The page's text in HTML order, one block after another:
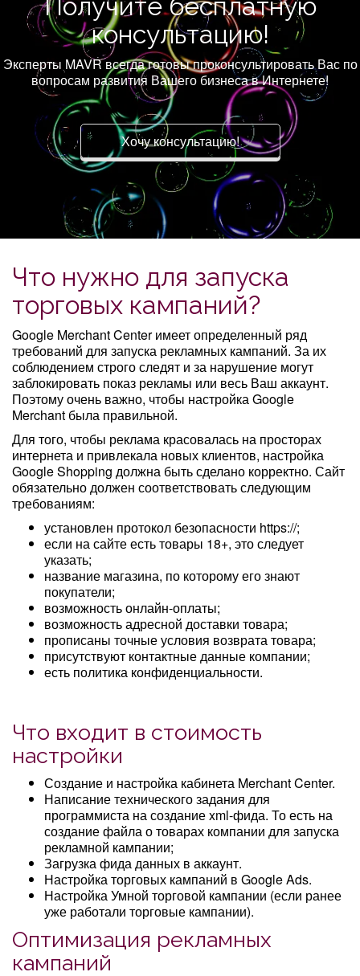
Получите бесплатную
консультацию!
Эксперты MAVR всегда готовы проконсультировать Вас по
вопросам развития Вашего бизнеса в Интернете!
Хочу консультацию!
Что нужно для запуска
торговых кампаний?
Google Merchant Center имеет определенный ряд
требований для запуска рекламных кампаний. За их
соблюдением строго следят и за нарушение могут
заблокировать показ рекламы или весь Ваш аккаунт.
Поэтому очень важно, чтобы настройка Google
Merchant была правильной.
Для того, чтобы реклама красовалась на просторах
интернета и привлекала новых клиентов, настройка
Google Shopping должна быть сделано корректно. Сайт
обязательно должен соответствовать следующим
требованиям:
установлен протокол безопасности https://;
если на сайте есть товары 18+, это следует
указать;
название магазина, по которому его знают
покупатели;
возможность онлайн-оплаты;
возможность адресной доставки товара;
прописаны точные условия возврата товара;
присутствуют контактные данные компании;
есть политика конфиденциальности.
Что входит в стоимость
настройки
Создание и настройка кабинета Merchant Center.
Написание технического задания для
программиста на создание xml-фида. То есть на
создание файла о товарах компании для запуска
рекламной кампании;
Загрузка фида данных в аккаунт.
Настройка торговых кампаний в Google Ads.
Настройка Умной торговой кампании (если ранее
уже работали торговые кампании).
Оптимизация рекламных
кампаний